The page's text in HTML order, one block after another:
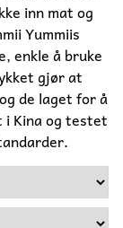
inn mat og
Yummiis
enkle å bruke
gjør at
de laget for å
i Kina og testet